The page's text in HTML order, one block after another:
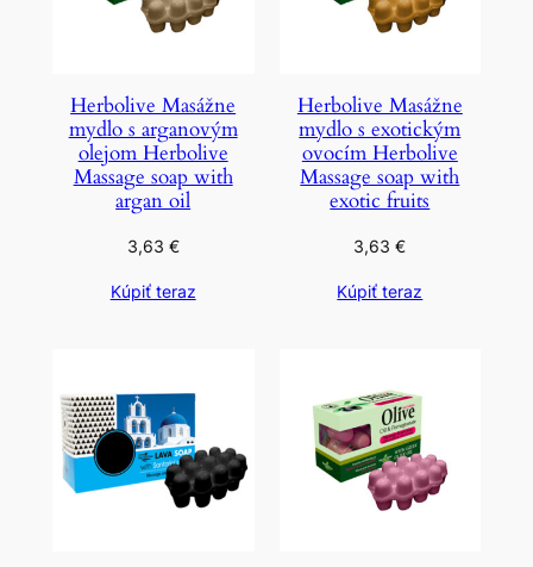
Herbolive Masážne
mydlo s arganovým
olejom Herbolive
Massage soap with
argan oil
3,63 €
Kúpiť teraz
Herbolive Masážne
mydlo s exotickým
ovocím Herbolive
Massage soap with
exotic fruits
3,63€
Kúpiť teraz